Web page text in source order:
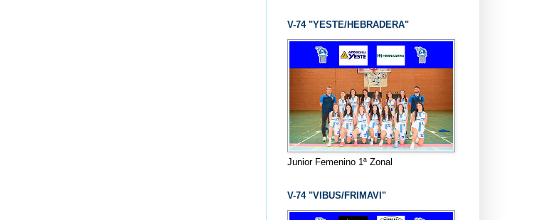
V-74 "YESTE/HEBRADERA"
Junior Femenino 1ª Zonal
V-74 "VIBUS/FRIMAVI"